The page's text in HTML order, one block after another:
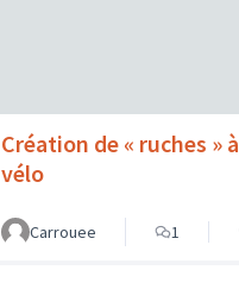
Création de « ruches » à
vélo
Carrouee 1